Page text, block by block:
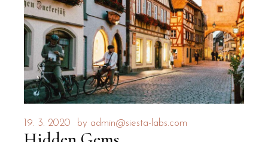
19. 3. 2020 by admin@siesta-labs.com